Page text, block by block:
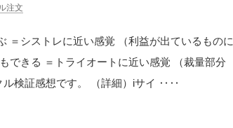
注文
＝シストレに近い感覚 （利益が出ているものに
できる ＝トライオートに近い感覚 （裁量部分
ル検証感想です。 （詳細）iサイ ‥‥